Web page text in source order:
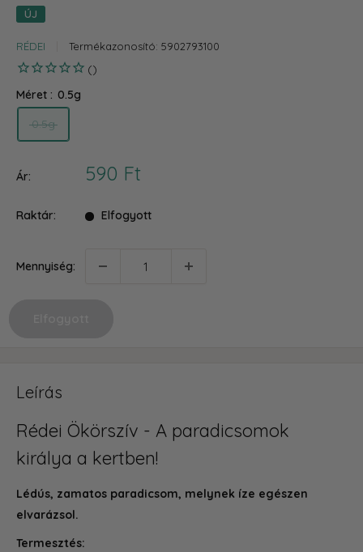
ÚJ
RÉDEI Termékazonosító: 5902793100
Méret : 0.5g
0.5g
Ár:
Akciós
590 Ft
Raktár: Elfogyott
Mennyiség:
Leírás
Rédei Ökörszív - A paradicsomok
királya a kertben!
Lédús, zamatos paradicsom, melynek íze egészen
elvarázsol.
Termesztés: